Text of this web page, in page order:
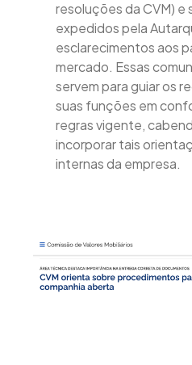
resoluções da CVM) e
expedidos pela
esclarecimentos aos
mercado. Essas
servem para guiar os
suas funções em
regras vigente,
incorporar tais
internas da empresa.